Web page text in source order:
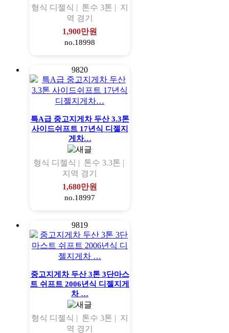
형식 디젤식 | 톤수 3톤 | 지
역 경기
1,900만원
no.18998
9820
특A급 중고지게차 두산 3.3톤
사이드쉬프트 17년식 디젤지
게차…
형식 디젤식 | 톤수 3.3톤 |
지역 경기
1,680만원
no.18997
9819
중고지게차 두산 3톤 3단마스
트 쉬프트 2006년식 디젤지게
차 …
형식 디젤식 | 톤수 3톤 | 지
역 경기